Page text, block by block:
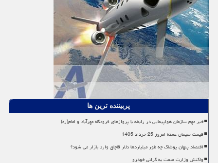
پربیننده ترین ها
خبر مهم سازمان هواپیمایی در رابطه با پروازهای فرودگاه مهرآباد و امام(ره)
قیمت سیمان عمده امروز 25 خرداد 1405
اقتصاد پنهان پوشاک چه طور میلیاردها دلار قاچاق وارد بازار می شود؟
واکنش وزارت صمت به گرانی خودرو